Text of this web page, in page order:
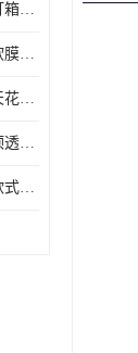
家装软膜天花 肇庆卡布灯箱批发
潮州透光软膜天花批发 软膜天花
商场软膜天花 揭阳软膜天花吊顶透光膜批发
透明膜 汕尾软膜天花吊顶透光膜定制
潮州卧室软膜天花批发 欧式软膜天花